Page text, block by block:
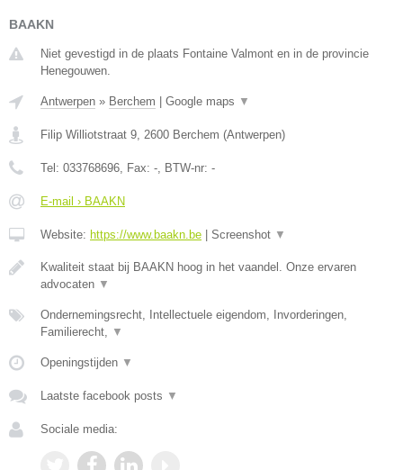
BAAKN
Niet gevestigd in de plaats Fontaine Valmont en in de provincie
Henegouwen.
Antwerpen » Berchem Google maps ▼
Filip Williotstraat 9 2600 Berchem (Antwerpen)
Tel: 033768696 , Fax: - , BTW-nr: -
E-mail › BAAKN
Website: https://www.baakn.be Screenshot ▼
Kwaliteit staat bij BAAKN hoog in het vaandel. Onze ervaren
advocaten ▼
Ondernemingsrecht, Intellectuele eigendom, Invorderingen,
Familierecht,
▼
Openingstijden ▼
Laatste facebook posts ▼
Sociale media: